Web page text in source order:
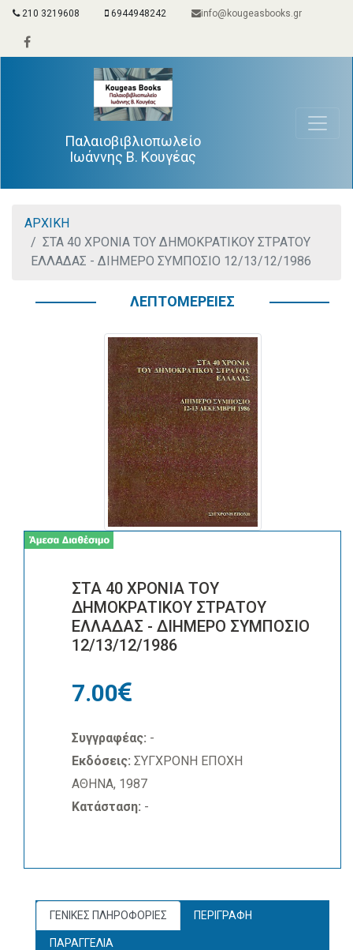
210 3219608 6944948242 info@kougeasbooks.gr
Παλαιοβιβλιοπωλείο
Ιωάννης Β. Κουγέας
ΑΡΧΙΚΗ
ΣΤΑ 40 ΧΡΟΝΙΑ ΤΟΥ ΔΗΜΟΚΡΑΤΙΚΟΥ ΣΤΡΑΤΟΥ
ΕΛΛΑΔΑΣ - ΔΙΗΜΕΡΟ ΣΥΜΠΟΣΙΟ 12/13/12/1986
ΛΕΠΤΟΜΕΡΕΙΕΣ
ΣΤΑ 40 ΧΡΟΝΙΑ ΤΟΥ
ΔΗΜΟΚΡΑΤΙΚΟΥ ΣΤΡΑΤΟΥ
ΕΛΛΑΔΑΣ - ΔΙΗΜΕΡΟ ΣΥΜΠΟΣΙΟ
12/13/12/1986
7.00
Συγγραφέας: -
Εκδόσεις: ΣΥΓΧΡΟΝΗ ΕΠΟΧΗ
ΑΘΗΝΑ, 1987
Κατάσταση: -
ΓΕΝΙΚΕΣ ΠΛΗΡΟΦΟΡΙΕΣ ΠΕΡΙΓΡΑΦΗ
ΠΑΡΑΓΓΕΛΙΑ